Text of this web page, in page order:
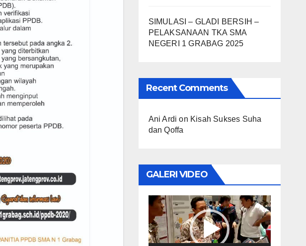
SIMULASI – GLADI BERSIH –
PELAKSANAAN TKA SMA
NEGERI 1 GRABAG 2025
Recent Comments
Ani Ardi on Kisah Sukses Suha
dan Qoffa
GALERI VIDEO
Video
Player